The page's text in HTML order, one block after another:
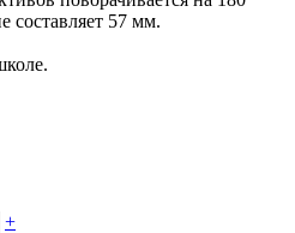
составляет 57 мм.
в школе.
+